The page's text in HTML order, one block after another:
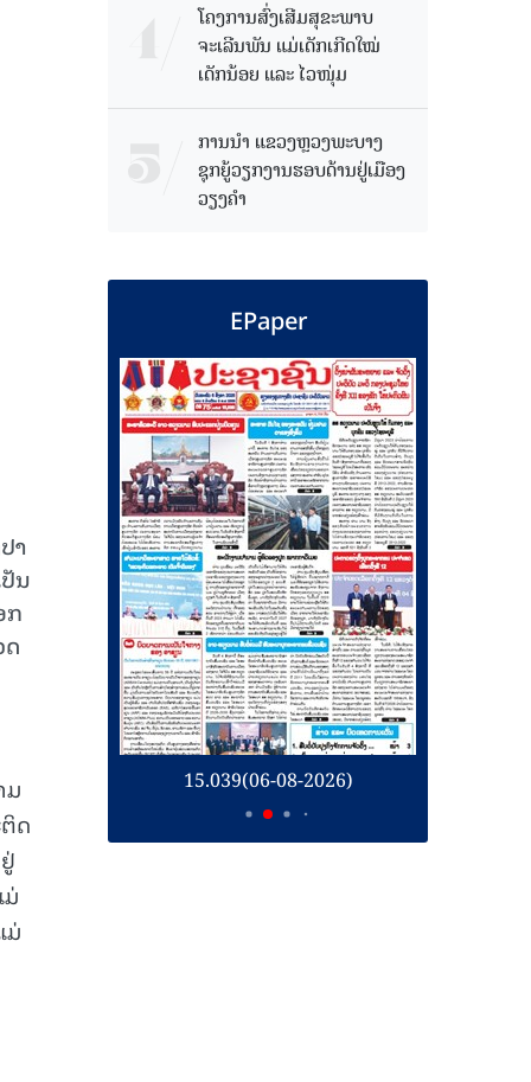
າ​
ນ​
ກ​
ມ
ດ
ມ່
ໂຄງການສົ່ງເສີມສຸຂະພາບ
ຈະເລີນພັນ ແມ່ເດັກເກີດໃໝ່
ເດັກນ້ອຍ ແລະ ໄວໜຸ່ມ
ການນຳ ແຂວງຫຼວງພະບາງ
ຊຸກຍູ້ວຽກງານຮອບດ້ານຢູ່ເມືອງ
ວຽງຄໍາ
EPaper
15.039(06-08-2026)